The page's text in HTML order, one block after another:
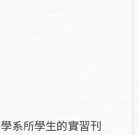
系所學生的實習刊